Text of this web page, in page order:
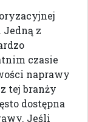
Jedną z
czasie
naprawy
tej branży
dostępna
Jeśli